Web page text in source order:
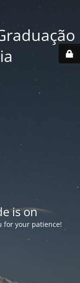
is on
for your patience!